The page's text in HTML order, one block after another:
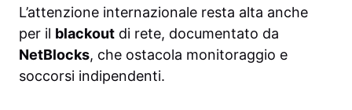
L’attenzione internazionale resta alta anche
per il blackout di rete, documentato da
NetBlocks, che ostacola monitoraggio e
soccorsi indipendenti.